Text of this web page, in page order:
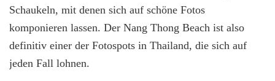
Schaukeln, mit denen sich auf schöne Fotos
komponieren lassen. Der Nang Thong Beach ist also
definitiv einer der Fotospots in Thailand, die sich auf
jeden Fall lohnen.